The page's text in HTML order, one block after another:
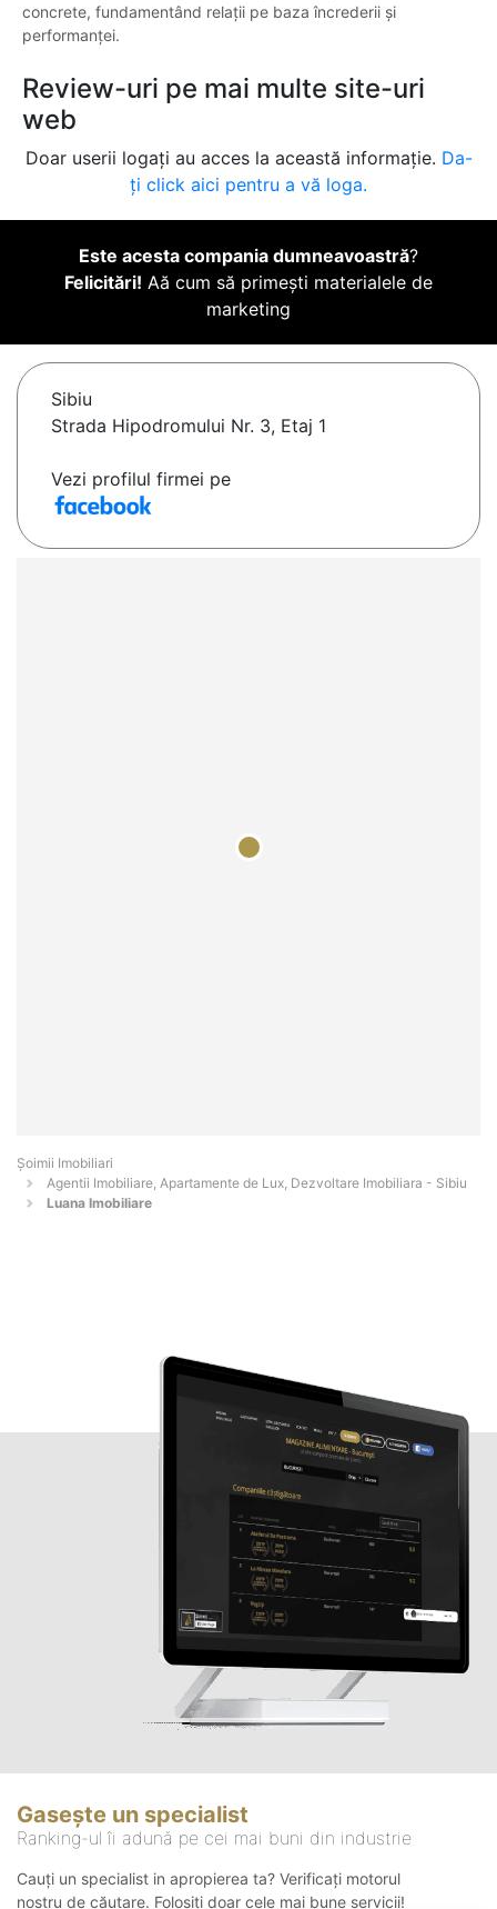
concrete, fundamentând relații pe baza încrederii și
performanței.
Review-uri pe mai multe site-uri
web
Doar userii logați au acces la această informație. Da-
ți click aici pentru a vă loga.
Este acesta compania dumneavoastră?
Felicitări! Aă cum să primești materialele de
marketing
Sibiu
Strada Hipodromului Nr. 3, Etaj 1
Vezi profilul firmei pe
Șoimii Imobiliari
Agentii Imobiliare, Apartamente de Lux, Dezvoltare Imobiliara - Sibiu
Luana Imobiliare
Gasește un specialist
Ranking-ul îi adună pe cei mai buni din industrie
Cauți un specialist in apropierea ta? Verificați motorul
nostru de căutare. Folosiți doar cele mai bune servicii!